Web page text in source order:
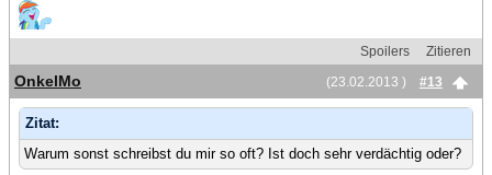
Spoilers
Zitieren
(23.02.2013 )
#13
OnkelMo
Zitat:
Warum sonst schreibst du mir so oft? Ist doch sehr verdächtig oder?